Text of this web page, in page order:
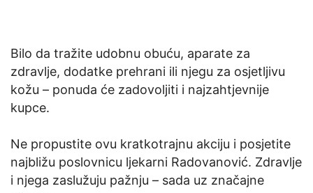
Bilo da tražite udobnu obuću, aparate za
zdravlje, dodatke prehrani ili njegu za osjetljivu
kožu – ponuda će zadovoljiti i najzahtjevnije
kupce.
Ne propustite ovu kratkotrajnu akciju i posjetite
najbližu poslovnicu ljekarni Radovanović. Zdravlje
i njega zaslužuju pažnju – sada uz značajne